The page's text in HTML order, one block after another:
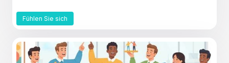
Fühlen Sie sich